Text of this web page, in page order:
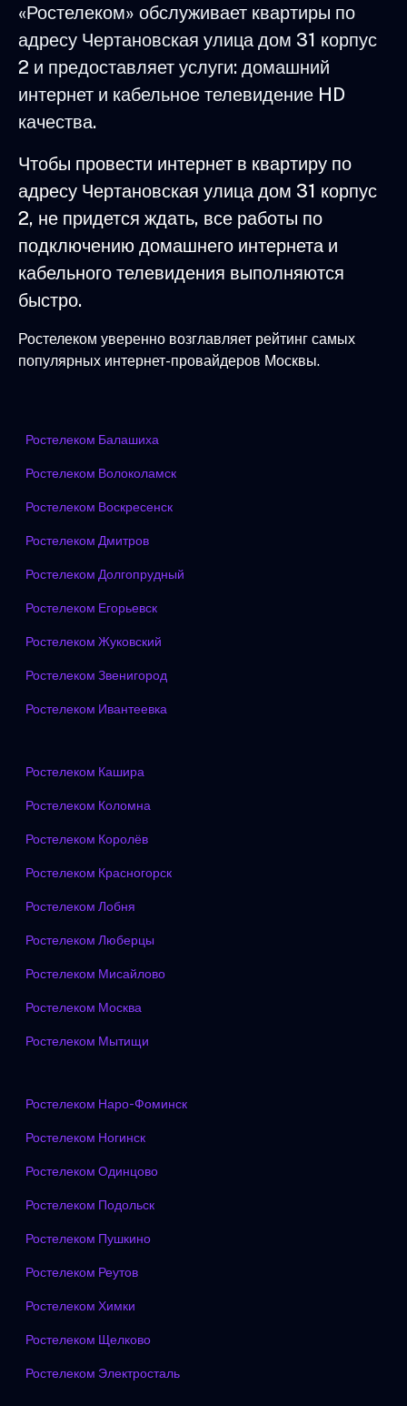
«Ростелеком» обслуживает квартиры по
адресу Чертановская улица дом 31 корпус
2 и предоставляет услуги: домашний
интернет и кабельное телевидение HD
качества.
Чтобы провести интернет в квартиру по
адресу Чертановская улица дом 31 корпус
2, не придется ждать, все работы по
подключению домашнего интернета и
кабельного телевидения выполняются
быстро.
Ростелеком уверенно возглавляет рейтинг самых
популярных интернет-провайдеров Москвы.
Ростелеком Балашиха
Ростелеком Волоколамск
Ростелеком Воскресенск
Ростелеком Дмитров
Ростелеком Долгопрудный
Ростелеком Егорьевск
Ростелеком Жуковский
Ростелеком Звенигород
Ростелеком Ивантеевка
Ростелеком Кашира
Ростелеком Коломна
Ростелеком Королёв
Ростелеком Красногорск
Ростелеком Лобня
Ростелеком Люберцы
Ростелеком Мисайлово
Ростелеком Москва
Ростелеком Мытищи
Ростелеком Наро-Фоминск
Ростелеком Ногинск
Ростелеком Одинцово
Ростелеком Подольск
Ростелеком Пушкино
Ростелеком Реутов
Ростелеком Химки
Ростелеком Щелково
Ростелеком Электросталь